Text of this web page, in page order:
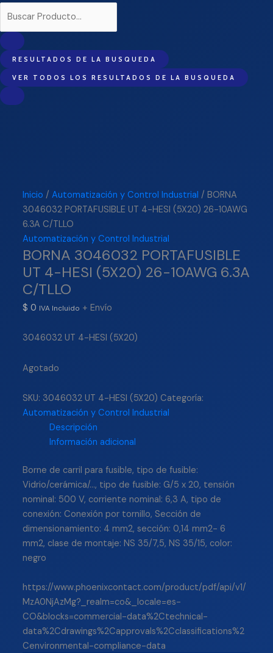
RESULTADOS DE LA BUSQUEDA
VER TODOS LOS RESULTADOS DE LA BUSQUEDA
Inicio /Automatización y Control Industrial / BORNA
3046032 PORTAFUSIBLE UT 4-HESI (5X20) 26-10AWG
6.3A C/TLLO
Automatización y Control Industrial
BORNA 3046032 PORTAFUSIBLE
UT 4-HESI (5X20) 26-10AWG 6.3A
C/TLLO
$ 0 IVA Incluido + Envío
3046032 UT 4-HESI (5X20)
Agotado
SKU: 3046032 UT 4-HESI (5X20) Categoría:
Automatización y Control Industrial
Descripción
Información adicional
Borne de carril para fusible, tipo de fusible:
Vidrio/cerámica/…, tipo de fusible: G/5 x 20, tensión
nominal: 500 V, corriente nominal: 6,3 A, tipo de
conexión: Conexión por tornillo, Sección de
dimensionamiento: 4 mm2, sección: 0,14 mm2- 6
mm2, clase de montaje: NS 35/7,5, NS 35/15, color:
negro
https://www.phoenixcontact.com/product/pdf/api/v1/
MzA0NjAzMg?_realm=co&_locale=es-
CO&blocks=commercial-data%2Ctechnical-
data%2Cdrawings%2Capprovals%2Cclassifications%2
Cenvironmental-compliance-data